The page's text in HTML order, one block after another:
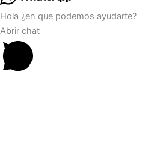
Hola ¿en que podemos ayudarte?
Abrir chat